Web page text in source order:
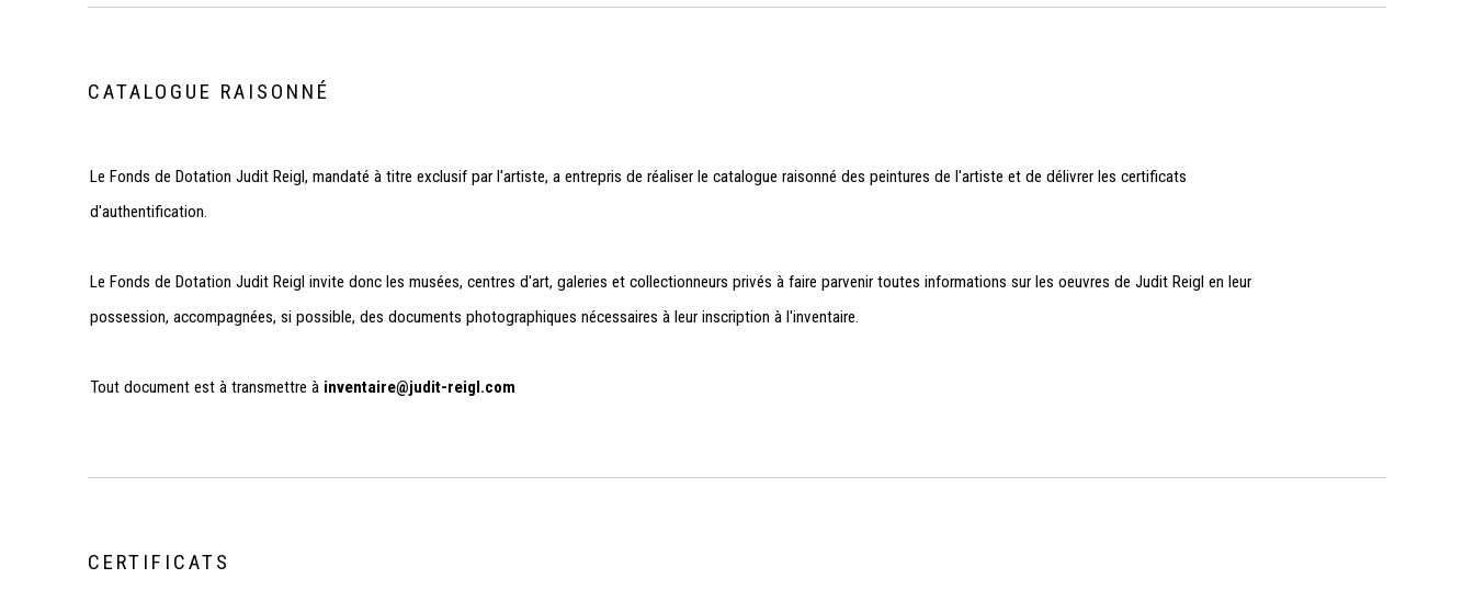
CATALOGUE RAISONNÉ
Le Fonds de Dotation Judit Reigl, mandaté à titre exclusif par l'artiste, a entrepris de réaliser le catalogue raisonné des peintures de l'artiste et de délivrer les certificats
d'authentification.
Le Fonds de Dotation Judit Reigl invite donc les musées, centres d'art, galeries et collectionneurs privés à faire parvenir toutes informations sur les oeuvres de Judit Reigl en leur
possession, accompagnées, si possible, des documents photographiques nécessaires à leur inscription à l'inventaire.
Tout document est à transmettre à inventaire@judit-reigl.com
CERTIFICATS